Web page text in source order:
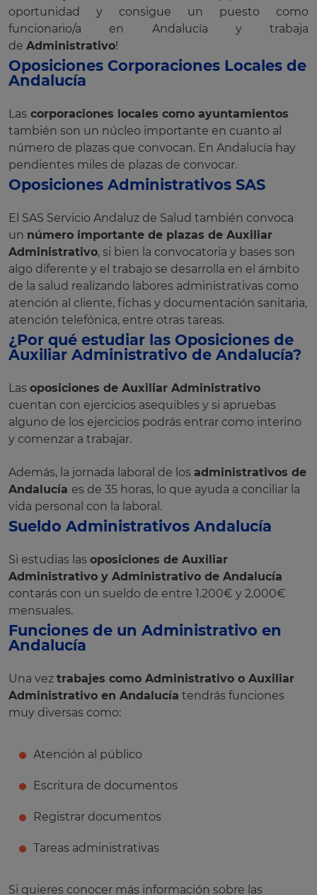
oportunidad y consigue un puesto como
funcionario/a en Andalucía y trabaja
de Administrativo!
Oposiciones Corporaciones Locales de
Andalucía
Las corporaciones locales como ayuntamientos
también son un núcleo importante en cuanto al
número de plazas que convocan. En Andalucía hay
pendientes miles de plazas de convocar.
Oposiciones Administrativos SAS
El SAS Servicio Andaluz de Salud también convoca
un número importante de plazas de Auxiliar
Administrativo, si bien la convocatoria y bases son
algo diferente y el trabajo se desarrolla en el ámbito
de la salud realizando labores administrativas como
atención al cliente, fichas y documentación sanitaria,
atención telefónica, entre otras tareas.
¿Por qué estudiar las Oposiciones de
Auxiliar Administrativo de Andalucía?
Las oposiciones de Auxiliar Administrativo
cuentan con ejercicios asequibles y si apruebas
alguno de los ejercicios podrás entrar como interino
y comenzar a trabajar.
Además, la jornada laboral de los administrativos de
Andalucía es de 35 horas, lo que ayuda a conciliar la
vida personal con la laboral.
Sueldo Administrativos Andalucía
Si estudias las oposiciones de Auxiliar
Administrativo y Administrativo de Andalucía
contarás con un sueldo de entre 1.200€ y 2.000€
mensuales.
Funciones de un Administrativo en
Andalucía
Una vez trabajes como Administrativo o Auxiliar
Administrativo en Andalucía tendrás funciones
muy diversas como:
Atención al público
Escritura de documentos
Registrar documentos
Tareas administrativas
Si quieres conocer más información sobre las